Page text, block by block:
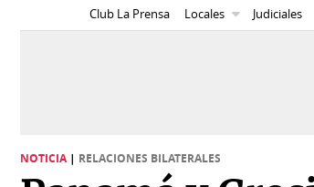
Club La Prensa Locales Judiciales
Política
BBC
Vivir+
NOTICIA | RELACIONES BILATERALES